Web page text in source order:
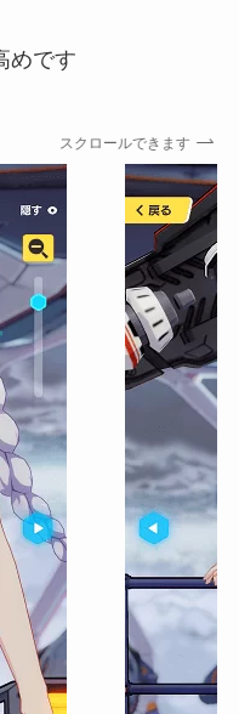
めです
スクロールできます